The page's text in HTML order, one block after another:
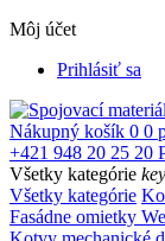
Môj účet
Prihlásiť sa
Nákupný košík 0 0
+421 948 20 25 20
Všetky kategórie
Všetky kategórie
Fasádne omietky